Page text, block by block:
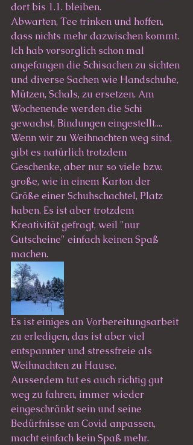
dort bis 1.1. bleiben.
Abwarten, Tee trinken und hoffen,
dass nichts mehr dazwischen kommt.
Ich hab vorsorglich schon mal
angefangen die Schisachen zu sichten
und diverse Sachen wie Handschuhe,
Mützen, Schals, zu ersetzen. Am
Wochenende werden die Schi
gewachst, Bindungen eingestellt....
Wenn wir zu Weihnachten weg sind,
gibt es natürlich trotzdem
Geschenke, aber nur so viele bzw.
große, wie in einem Karton der
Größe einer Schuhschachtel, Platz
haben. Es ist aber trotzdem
Kreativität gefragt, weil "nur
Gutscheine" einfach keinen Spaß
machen.
Es ist einiges an Vorbereitungsarbeit
zu erledigen, das ist aber viel
entspannter und stressfreie als
Weihnachten zu Hause.
Ausserdem tut es auch richtig gut
weg zu fahren, immer wieder
eingeschränkt sein und seine
Bedürfnisse an Covid anpassen,
macht einfach kein Spaß mehr.